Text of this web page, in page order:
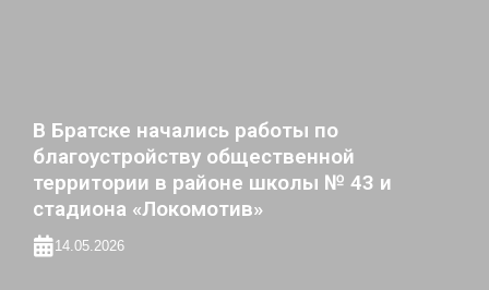
В Братске начались работы по
благоустройству общественной
территории в районе школы № 43 и
стадиона «Локомотив»
14.05.2026